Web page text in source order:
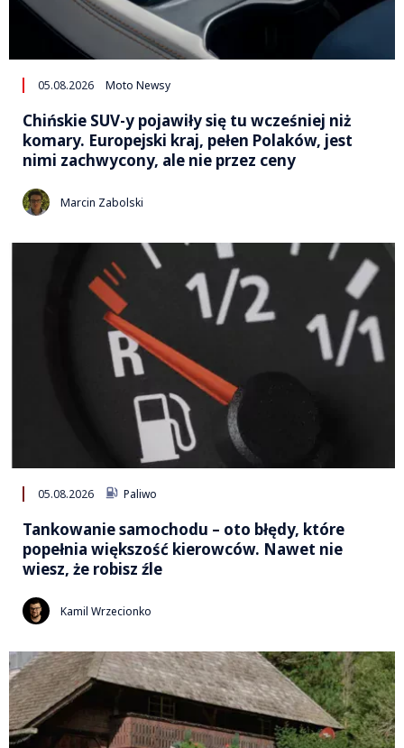
05.08.2026 Moto Newsy
Chińskie SUV-y pojawiły się tu wcześniej niż
komary. Europejski kraj, pełen Polaków, jest
nimi zachwycony, ale nie przez ceny
Marcin Zabolski
05.08.2026 Paliwo
Tankowanie samochodu – oto błędy, które
popełnia większość kierowców. Nawet nie
wiesz, że robisz źle
Kamil Wrzecionko